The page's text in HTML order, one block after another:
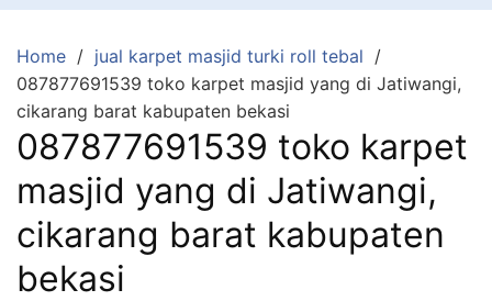
Home
jual karpet masjid turki roll tebal
087877691539 toko karpet masjid yang di Jatiwangi,
cikarang barat kabupaten bekasi
087877691539 toko karpet
masjid yang di Jatiwangi,
cikarang barat kabupaten
bekasi